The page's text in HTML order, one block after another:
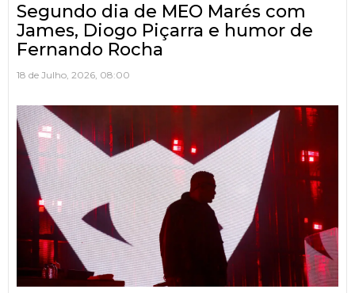
Segundo dia de MEO Marés com
James, Diogo Piçarra e humor de
Fernando Rocha
18 de Julho, 2026, 08:00